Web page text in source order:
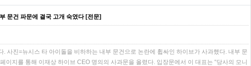
문건 파문에 결국 고개 숙였다 [전문]
사진=뉴시스 타 아이돌을 비하하는 내부 문건으로 논란에 휩싸인 하이브가 사과했다. 내부 문
지를 통해 이재상 하이브 CEO 명의의 사과문을 올렸다. 입장문에서 이 대표는 “당사의 모니